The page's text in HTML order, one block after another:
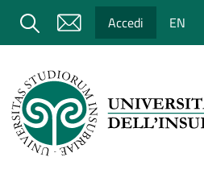
Salta al contenuto principale
Cerca Accedi EN